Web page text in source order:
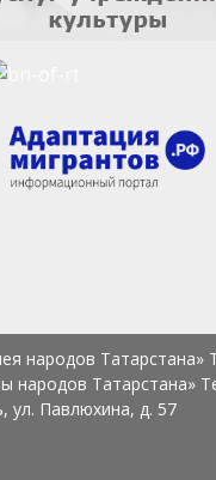
народов Татарстана»
народов Татарстана»
ул. Павлюхина, д. 57